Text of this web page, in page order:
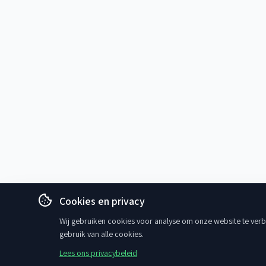
Cookies en privacy
Wij gebruiken cookies voor analyse om onze website te
gebruik van alle cookies.
Lees ons privacybeleid